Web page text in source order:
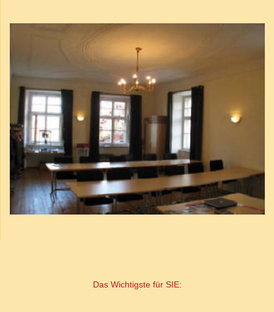
Das Wichtigste für SIE: